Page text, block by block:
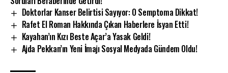
Doktorlar Kanser Belirtisi Sayıyor: O Semptoma Dikkat!
Rafet El Roman Hakkında Çıkan Haberlere İsyan Etti!
Kayahan’ın Kızı Beste Açar’a Yasak Geldi!
Ajda Pekkan’ın Yeni İmajı Sosyal Medyada Gündem Oldu!